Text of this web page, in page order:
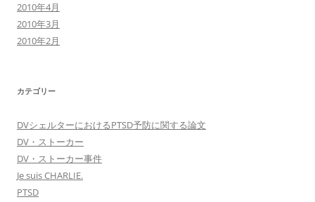
2010年4月
2010年3月
2010年2月
カテゴリー
DVシェルターにおけるPTSD予防に関する論文
DV・ストーカー
DV・ストーカー事件
Je suis CHARLIE.
PTSD